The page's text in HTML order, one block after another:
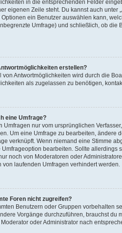
in die entsprechenden Felder
eigenen Zeile steht. Du kannst auch unter
ein Benutzer auswählen kann,
Umfrage) und schließlich, ob die
erstellen?
von Antwortmöglichkeiten wird durch die
als zugelassen zu benötigen,
eine Umfrage?
Umfragen nur vom ursprünglichen
Um eine Umfrage zu bearbeiten, ändere
verknüpft. Wenn niemand eine Stimme
bearbeiten. Sollte allerdings
noch von Moderatoren oder
laufenden Umfragen verhindert werden.
Foren nicht zugreifen?
Benutzern oder Gruppen vorbehalten
Vorgänge durchzuführen, brauchst du
oder Administrator nach